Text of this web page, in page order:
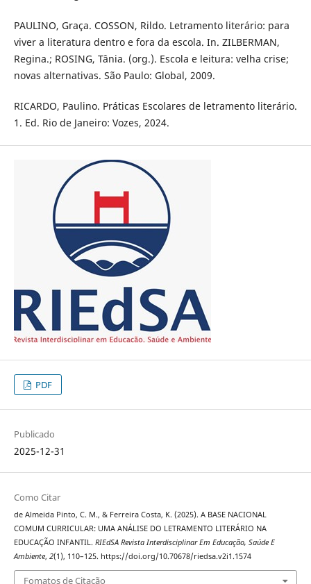
PAULINO, Graça. COSSON, Rildo. Letramento literário: para
viver a literatura dentro e fora da escola. In. ZILBERMAN,
Regina.; ROSING, Tânia. (org.). Escola e leitura: velha crise;
novas alternativas. São Paulo: Global, 2009.
RICARDO, Paulino. Práticas Escolares de letramento literário.
1. Ed. Rio de Janeiro: Vozes, 2024.
PDF
Publicado
2025-12-31
Como Citar
de Almeida Pinto, C. M., & Ferreira Costa, K. (2025). A BASE NACIONAL
COMUM CURRICULAR: UMA ANÁLISE DO LETRAMENTO LITERÁRIO NA
EDUCAÇÃO INFANTIL. RIEdSA Revista Interdisciplinar Em Educação, Saúde E
Ambiente, 2(1), 110–125. https://doi.org/10.70678/riedsa.v2i1.1574
Fomatos de Citação